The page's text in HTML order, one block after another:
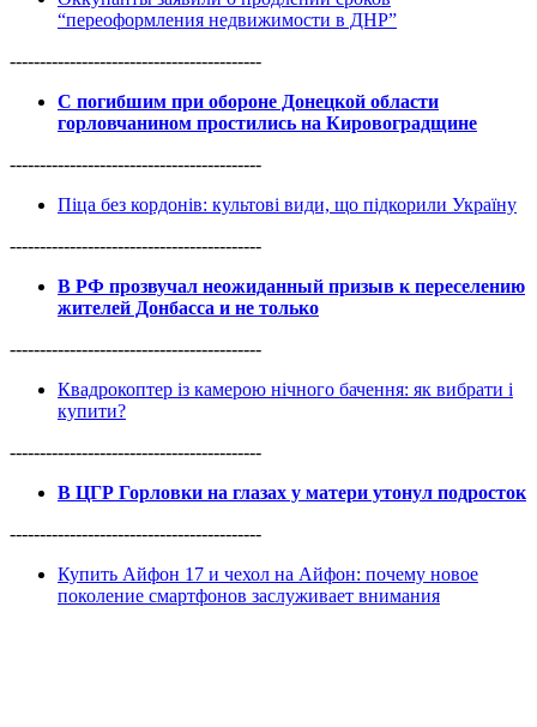
“переоформления недвижимости в ДНР”
------------------------------------------
С погибшим при обороне Донецкой области
горловчанином простились на Кировоградщине
------------------------------------------
Піца без кордонів: культові види, що підкорили Україну
------------------------------------------
В РФ прозвучал неожиданный призыв к переселению
жителей Донбасса и не только
------------------------------------------
Квадрокоптер із камерою нічного бачення: як вибрати і
купити?
------------------------------------------
В ЦГР Горловки на глазах у матери утонул подросток
------------------------------------------
Купить Айфон 17 и чехол на Айфон: почему новое
поколение смартфонов заслуживает внимания